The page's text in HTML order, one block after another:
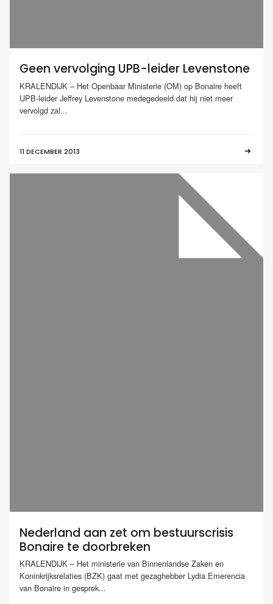
Geen vervolging UPB-leider Levenstone
KRALENDIJK – Het Openbaar Ministerie (OM) op Bonaire heeft
UPB-leider Jeffrey Levenstone medegedeeld dat hij niet meer
vervolgd zal...
11 DECEMBER 2013
Nederland aan zet om bestuurscrisis
Bonaire te doorbreken
KRALENDIJK – Het ministerie van Binnenlandse Zaken en
Koninkrijksrelaties (BZK) gaat met gezaghebber Lydia Emerencia
van Bonaire in gesprek...